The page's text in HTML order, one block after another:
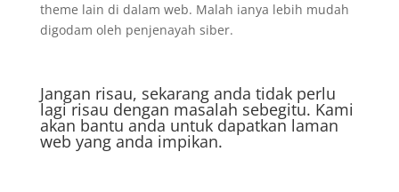
theme lain di dalam web. Malah ianya lebih mudah
digodam oleh penjenayah siber.
Jangan risau, sekarang anda tidak perlu
lagi risau dengan masalah sebegitu. Kami
akan bantu anda untuk dapatkan laman
web yang anda impikan.